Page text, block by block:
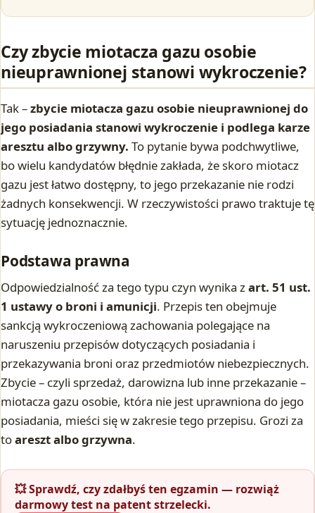
Czy zbycie miotacza gazu osobie
nieuprawnionej stanowi wykroczenie?
Tak –zbycie miotacza gazu osobie nieuprawnionej do
jego posiadania stanowi wykroczenie i podlega karze
aresztu albo grzywny. To pytanie bywa podchwytliwe,
bo wielu kandydatów błędnie zakłada, że skoro miotacz
gazu jest łatwo dostępny, to jego przekazanie nie rodzi
żadnych konsekwencji. W rzeczywistości prawo traktuje tę
sytuację jednoznacznie.
Podstawa prawna
Odpowiedzialność za tego typu czyn wynika zart. 51 ust.
1 ustawy o broni i amunicji. Przepis ten obejmuje
sankcją wykroczeniową zachowania polegające na
naruszeniu przepisów dotyczących posiadania i
przekazywania broni oraz przedmiotów niebezpiecznych.
Zbycie – czyli sprzedaż, darowizna lub inne przekazanie –
miotacza gazu osobie, która nie jest uprawniona do jego
posiadania, mieści się w zakresie tego przepisu. Grozi za
toareszt albo grzywna.
💥 Sprawdź, czy zdałbyś ten egzamin — rozwiąż
darmowy test na patent strzelecki.